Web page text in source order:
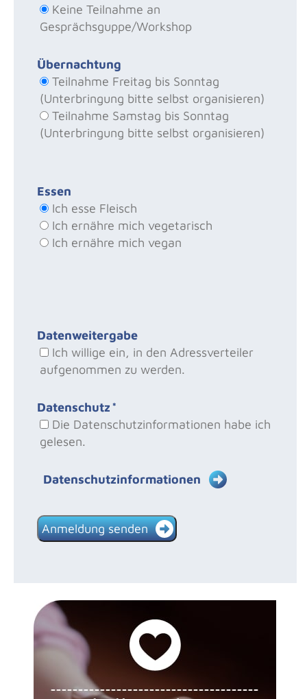
Keine Teilnahme an
Gesprächsguppe/Workshop
Übernachtung
Teilnahme Freitag bis Sonntag
(Unterbringung bitte selbst organisieren)
Teilnahme Samstag bis Sonntag
(Unterbringung bitte selbst organisieren)
Essen
Ich esse Fleisch
Ich ernähre mich vegetarisch
Ich ernähre mich vegan
Datenweitergabe
Ich willige ein, in den Adressverteiler
aufgenommen zu werden.
Datenschutz*
Die Datenschutzinformationen habe ich
gelesen.
Datenschutzinformationen